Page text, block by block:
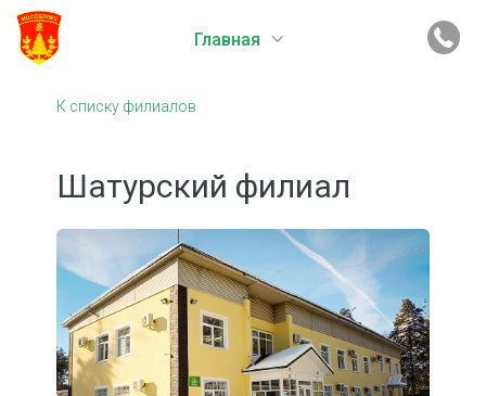
Главная
К списку филиалов
Шатурский филиал